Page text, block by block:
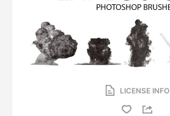
LICENSE INFO